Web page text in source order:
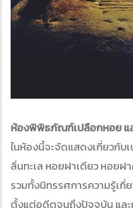
ห้องพิพิธภัณฑ์เปลือกหอย แ
ในห้องนี้จะจัดแสดงเกี่ยวกับ
ลิ่นทะเล หอยฝาเดียว หอยฝ
รวมทั้งนิทรรศการความรู้เ
ตั้งแต่อดีตจนถึงปัจจุบัน แล